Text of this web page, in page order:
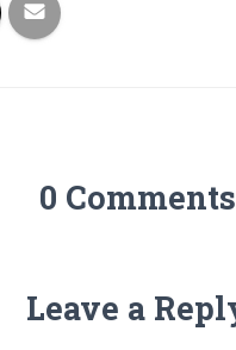
0 Comments
Leave a